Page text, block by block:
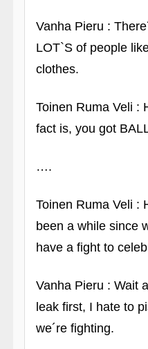
Vanha Pieru :
LOT`S of people
clothes.
Toinen Ruma Veli :
fact is, you got
….
Toinen Ruma Veli :
been a while since
have a fight to
Vanha Pieru : Wait
leak first, I hate to
we´re fighting.